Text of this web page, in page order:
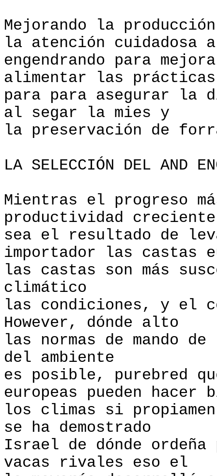
Mejorando la
la atención cuidadosa a
engendrando para
alimentar las
para para asegurar la
al segar la mies y
la preservación de
LA SELECCIÓN DEL AND
Mientras el progreso
productividad creciente
sea el resultado de
importador las castas
las castas son más
climático
las condiciones, y
However, dónde alto
las normas de mando
del ambiente
es posible, purebred
europeas pueden
los climas si
se ha demostrado
Israel de dónde
vacas rivales eso el